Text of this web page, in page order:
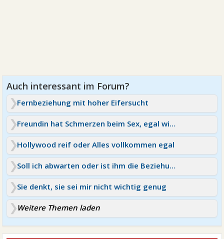
Fernbeziehung mit hoher Eifersucht
Freundin hat Schmerzen beim Sex, egal wie, egal wo
Hollywood reif oder Alles vollkommen egal
Soll ich abwarten oder ist ihm die Beziehung egal?
Sie denkt, sie sei mir nicht wichtig genug
Weitere Themen laden